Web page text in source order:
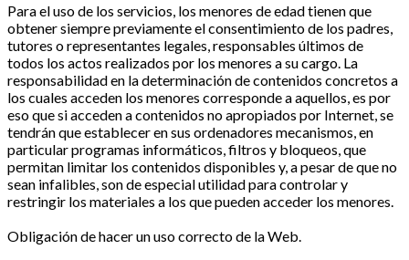
Para el uso de los servicios, los menores de edad tienen que
obtener siempre previamente el consentimiento de los padres,
tutores o representantes legales, responsables últimos de
todos los actos realizados por los menores a su cargo. La
responsabilidad en la determinación de contenidos concretos a
los cuales acceden los menores corresponde a aquellos, es por
eso que si acceden a contenidos no apropiados por Internet, se
tendrán que establecer en sus ordenadores mecanismos, en
particular programas informáticos, filtros y bloqueos, que
permitan limitar los contenidos disponibles y, a pesar de que no
sean infalibles, son de especial utilidad para controlar y
restringir los materiales a los que pueden acceder los menores.
Obligación de hacer un uso correcto de la Web.